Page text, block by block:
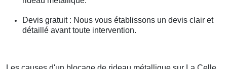
Devis gratuit : Nous vous établissons un devis clair et
détaillé avant toute intervention.